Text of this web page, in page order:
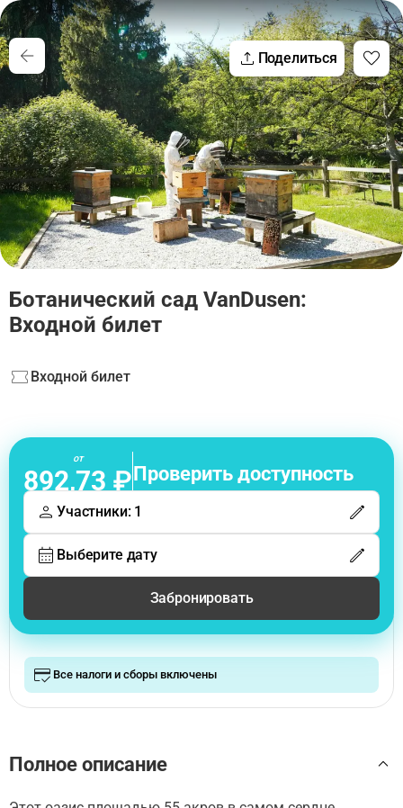
Ботанический сад VanDusen:
Входной билет
Поделиться
Входной билет
от
892,73 ₽Проверить доступность
Участники: 1
Выберите дату
Забронировать
Все налоги и сборы включены
Полное описание